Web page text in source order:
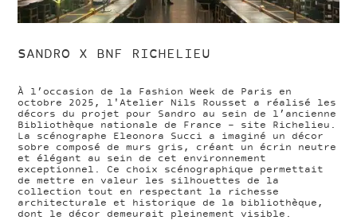
SANDRO X BNF RICHELIEU
À l’occasion de la Fashion Week de Paris en
octobre 2025, l'Atelier Nils Rousset a réalisé les
décors du projet pour Sandro au sein de l’ancienne
Bibliothèque nationale de France - site Richelieu.
La scénographe Eleonora Succi a imaginé un décor
sobre composé de murs gris, créant un écrin neutre
et élégant au sein de cet environnement
exceptionnel. Ce choix scénographique permettait
de mettre en valeur les silhouettes de la
collection tout en respectant la richesse
architecturale et historique de la bibliothèque,
dont le décor demeurait pleinement visible.